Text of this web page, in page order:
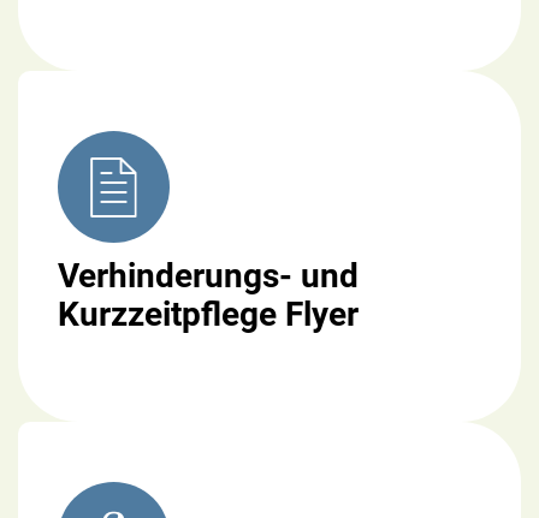
Verhinderungs- und
Kurzzeitpflege Flyer